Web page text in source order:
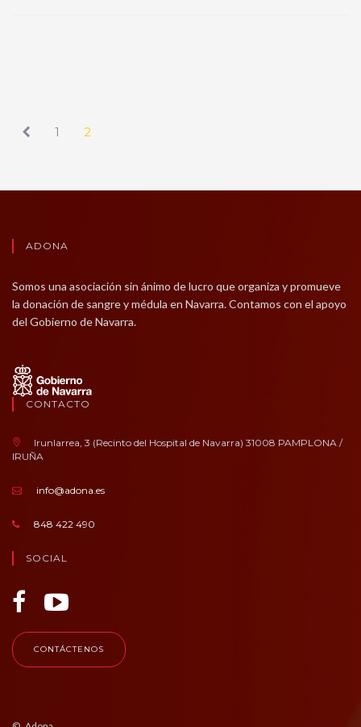
1 2
ADONA
Somos una asociación sin ánimo de lucro que organiza y promueve
la donación de sangre y médula en Navarra. Contamos con el apoyo
del Gobierno de Navarra.
CONTACTO
Irunlarrea, 3 (Recinto del Hospital de Navarra) 31008 PAMPLONA /
IRUÑA
info@adona.es
848 422 490
SOCIAL
CONTÁCTENOS